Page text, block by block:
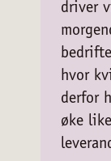
driver
hvor
derfor
øke